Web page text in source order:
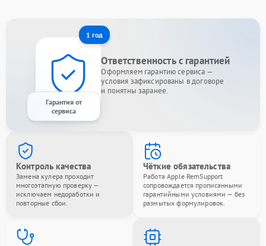
1 год
Гарантия от
сервиса
Ответственность с гарантией
Оформляем гарантию сервиса —
условия зафиксированы в договоре
и понятны заранее.
Контроль качества
Замена кулера проходит
многоэтапную проверку —
исключаем недоработки и
повторные сбои.
Чёткие обязательства
Работа Apple RemSupport
сопровождается прописанными
гарантийными условиями — без
размытых формулировок.